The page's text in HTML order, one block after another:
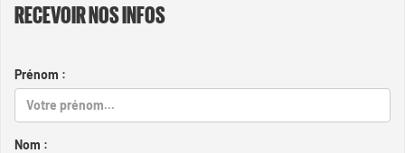
RECEVOIR NOS INFOS
Prénom :
Nom :